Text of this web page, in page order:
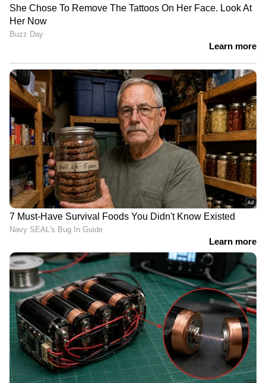
പൊലീസിനെ വട്ടംചുറ്റിച്ച് അര്‍ജുന്‍
ആയങ്കി; ഒളിവിലിരുന്ന് പൊലീസിന്
പരിഹാസം | Arjun Aayanki | Police
കണ്ണൂരിലെ കുപ്രസിദ്ധ ഗുണ്ടാ
നേതാവ് കല്ല് ജംഷിക്കെതിരെ കാപ്പ
ചുമത്തി പൊലീസ് | Kannur | KAAPA
case